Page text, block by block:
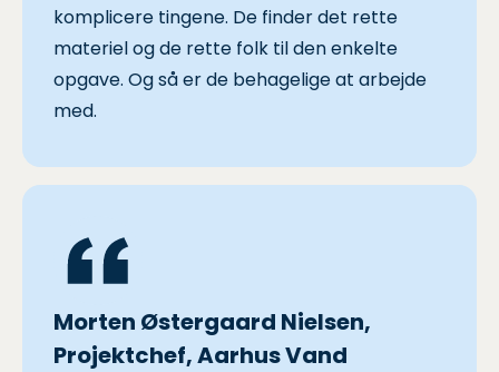
komplicere tingene. De finder det rette
materiel og de rette folk til den enkelte
opgave. Og så er de behagelige at arbejde
med.
Morten Østergaard Nielsen,
Projektchef, Aarhus Vand